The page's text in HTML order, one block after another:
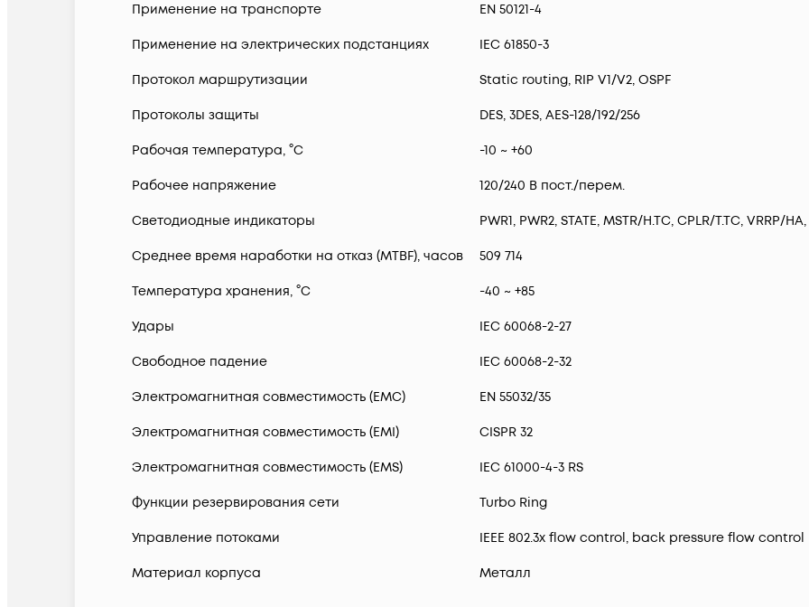
Применение на транспорте EN 50121-4
Применение на электрических подстанциях IEC 61850-3
Протокол маршрутизации Static routing, RIP V1/V2, OSPF
Протоколы защиты DES, 3DES, AES-128/192/256
Рабочая температура, °С -10 ~ +60
Рабочее напряжение 120/240 В пост./перем.
Светодиодные индикаторы PWR1, PWR2, STATE, MSTR/H.TC, CPLR/T.TC, VRRP/
Среднее время наработки на отказ (MTBF), часов 509 714
Температура хранения, °С -40 ~ +85
Удары IEC 60068-2-27
Свободное падение IEC 60068-2-32
Электромагнитная совместимость (EMC) EN 55032/35
Электромагнитная совместимость (EMI) CISPR 32
Электромагнитная совместимость (EMS) IEC 61000-4-3 RS
Функции резервирования сети Turbo Ring
Управление потоками IEEE 802.3x flow control, back pressure flow control
Материал корпуса Металл